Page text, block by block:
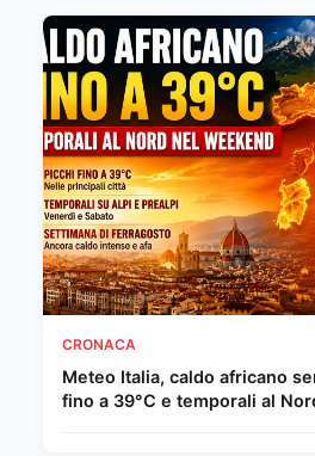
CRONACA
Meteo Italia, caldo africano
fino a 39°C e temporali al